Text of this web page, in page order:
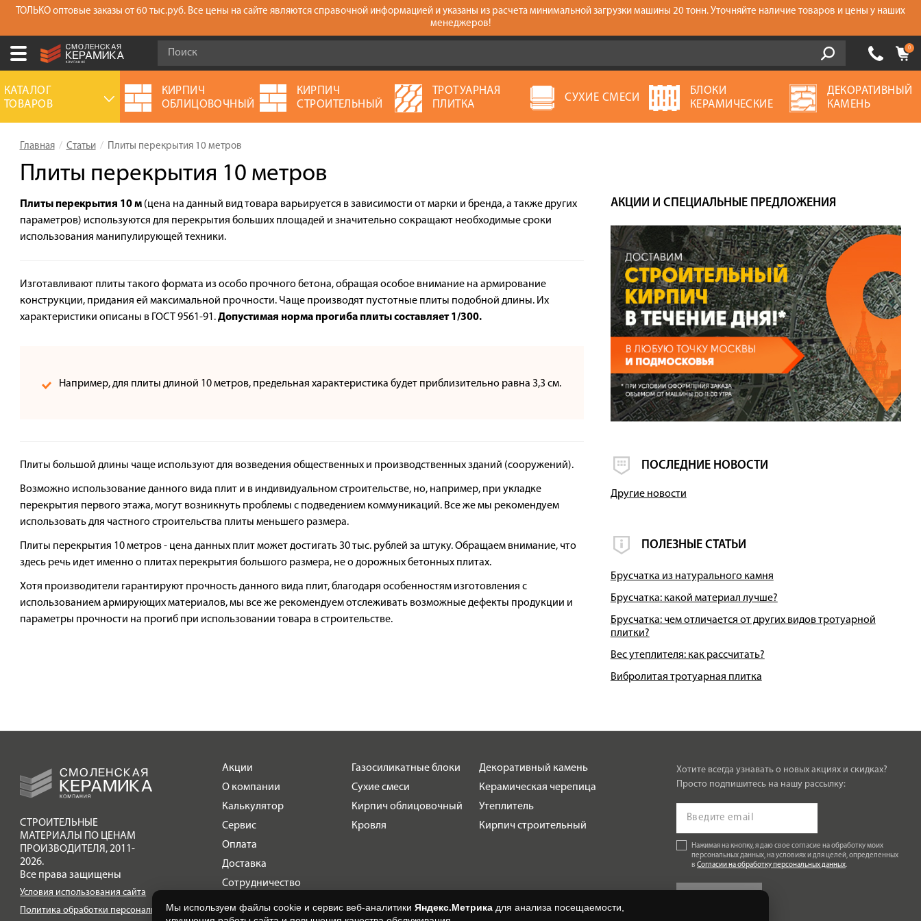
ТОЛЬКО оптовые заказы от 60 тыс.руб. Все цены на сайте являются справочной информацией и указаны из расчета минимальной загрузки машины 20 тонн. Уточняйте наличие товаров и цены у наших
менеджеров!
Ваш город:
Выберите ваш город:
+7 (930) 305-85-90
О компании
Калькулятор
Доставка
Контакты
0
КАТАЛОГ
ТОВАРОВ
КИРПИЧ
ОБЛИЦОВОЧНЫЙ
КИРПИЧ
СТРОИТЕЛЬНЫЙ
ТРОТУАРНАЯ
ПЛИТКА
СУХИЕ СМЕСИ
БЛОКИ
КЕРАМИЧЕСКИЕ
ДЕКОРАТИВНЫЙ
КАМЕНЬ
Главная Статьи Плиты перекрытия 10 метров
Плиты перекрытия 10 метров
Плиты перекрытия 10 м (цена на данный вид товара варьируется в зависимости от марки и бренда, а также других
параметров) используются для перекрытия больших площадей и значительно сокращают необходимые сроки
использования манипулирующей техники.
Изготавливают плиты такого формата из особо прочного бетона, обращая особое внимание на армирование
конструкции, придания ей максимальной прочности. Чаще производят пустотные плиты подобной длины. Их
характеристики описаны в ГОСТ 9561-91.Допустимая норма прогиба плиты составляет 1/300.
Например, для плиты длиной 10 метров, предельная характеристика будет приблизительно равна 3,3 см.
Плиты большой длины чаще используют для возведения общественных и производственных зданий (сооружений).
Возможно использование данного вида плит и в индивидуальном строительстве, но, например, при укладке
перекрытия первого этажа, могут возникнуть проблемы с подведением коммуникаций. Все же мы рекомендуем
использовать для частного строительства плиты меньшего размера.
Плиты перекрытия 10 метров - цена данных плит может достигать 30 тыс. рублей за штуку. Обращаем внимание, что
здесь речь идет именно о плитах перекрытия большого размера, не о дорожных бетонных плитах.
Хотя производители гарантируют прочность данного вида плит, благодаря особенностям изготовления с
использованием армирующих материалов, мы все же рекомендуем отслеживать возможные дефекты продукции и
параметры прочности на прогиб при использовании товара в строительстве.
АКЦИИ И СПЕЦИАЛЬНЫЕ ПРЕДЛОЖЕНИЯ
ПОСЛЕДНИЕ НОВОСТИ
Другие новости
ПОЛЕЗНЫЕ СТАТЬИ
Брусчатка из натурального камня
Брусчатка: какой материал лучше?
Брусчатка: чем отличается от других видов тротуарной
плитки?
Вес утеплителя: как рассчитать?
Вибролитая тротуарная плитка
Акции
О компании
Калькулятор
Сервис
Оплата
Доставка
Сотрудничество
Галерея объектов
Газосиликатные блоки
Сухие смеси
Кирпич облицовочный
Кровля
Декоративный камень
Керамическая черепица
Утеплитель
Кирпич строительный
СТРОИТЕЛЬНЫЕ
МАТЕРИАЛЫ ПО ЦЕНАМ
ПРОИЗВОДИТЕЛЯ,2011-
2026.
Все права защищены
Условия использования сайта
Политика обработки персональных данных
Хотите всегда узнавать о новых акциях и скидках?
Просто подпишитесь на нашу рассылку:
Нажимая на кнопку, я даю свое согласие на обработку моих
персональных данных, на условиях и для целей, определенных
в Согласии на обработку персональных данных.
Мы используем файлы cookie и сервис веб-аналитики Яндекс.Метрика для анализа посещаемости,